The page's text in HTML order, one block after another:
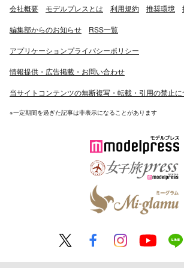
会社概要 モデルプレスとは 利用規約 推奨環境
編集部からのお知らせ RSS一覧
アプリケーションプライバシーポリシー
情報提供・広告掲載・お問い合わせ
当サイトコンテンツの無断複写・転載・引用の禁止に
※一定期間を過ぎた記事は非表示になることがあります